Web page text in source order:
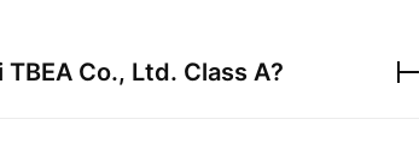
TBEA Co., Ltd. Class A?